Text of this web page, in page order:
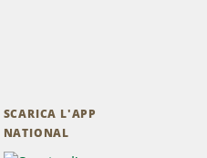
SCARICA L'APP
NATIONAL